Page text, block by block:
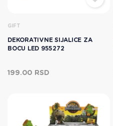
GIFT
DEKORATIVNE SIJALICE ZA
BOCU LED 955272
199.00 RSD